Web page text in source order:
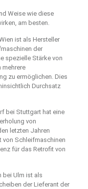
Weise wie diese
am besten.
ist als Hersteller
der
spezielle Stärke von
mehrere
zu ermöglichen. Dies
Durchsatz
bei Stuttgart hat eine
von
letzten Jahren
von Schleifmaschinen
für das Retrofit von
bei Ulm ist als
der Lieferant der